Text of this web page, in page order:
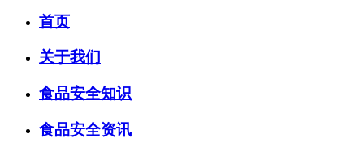
首页
关于我们
食品安全知识
食品安全资讯